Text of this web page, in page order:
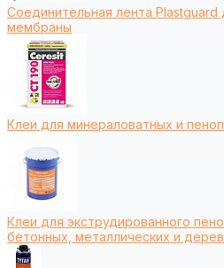
Соединительная лента Plastguard
мембраны
Клеи для минераловатных и
Клеи для экструдированного
бетонных, металлических и